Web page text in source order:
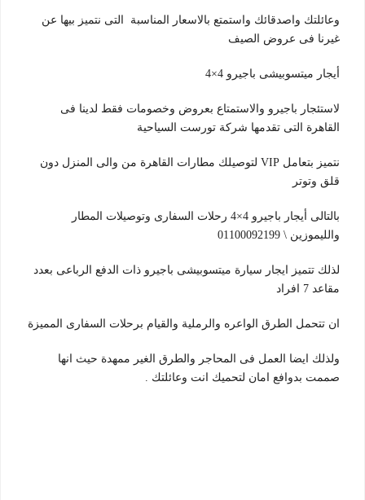
وعائلتك واصدقائك واستمتع بالاسعار المناسبة التى نتميز بيها عن
غيرنا فى عروض الصيف
أيجار ميتسوبيشى باجيرو 4×4
لاستئجار باجيرو والاستمتاع بعروض وخصومات فقط لدينا فى
القاهرة التى تقدمها شركة تورست السياحية
نتميز بتعامل VIP لتوصيلك مطارات القاهرة من والى المنزل دون
قلق وتوتر
بالتالى أيجار باجيرو 4×4 رحلات السفارى وتوصيلات المطار
والليموزين \ 01100092199
لذلك تتميز ايجار سيارة ميتسوبيشى باجيرو ذات الدفع الرباعى بعدد
مقاعد 7 افراد
ان تتحمل الطرق الواعره والرملية والقيام برحلات السفارى المميزة
ولذلك ايضا العمل فى المحاجر والطرق الغير ممهدة حيث انها
صممت بدوافع امان لتحميك انت وعائلتك .